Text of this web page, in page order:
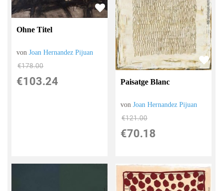
Ohne Titel
vonJoan Hernandez Pijuan
€178.00
€103.24 Paisatge Blanc
vonJoan Hernandez Pijuan
€121.00
€70.18